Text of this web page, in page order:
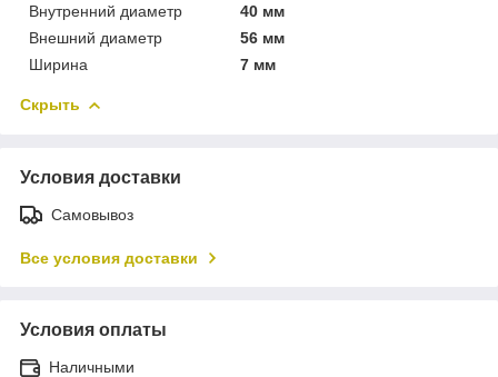
Внутренний диаметр
40 мм
Внешний диаметр
56 мм
Ширина
7 мм
Скрыть
Условия доставки
Самовывоз
Все условия доставки
Условия оплаты
Наличными